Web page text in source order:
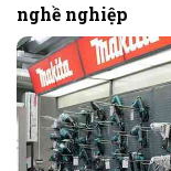
nghề nghiệp